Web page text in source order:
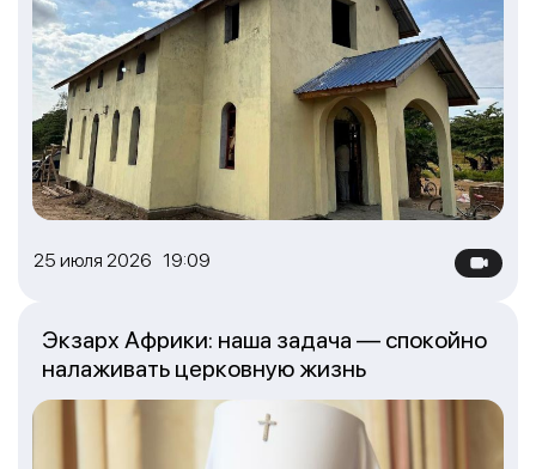
25 июля 2026 19:09
Экзарх Африки: наша задача — спокойно
налаживать церковную жизнь